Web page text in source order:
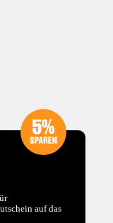
auf das